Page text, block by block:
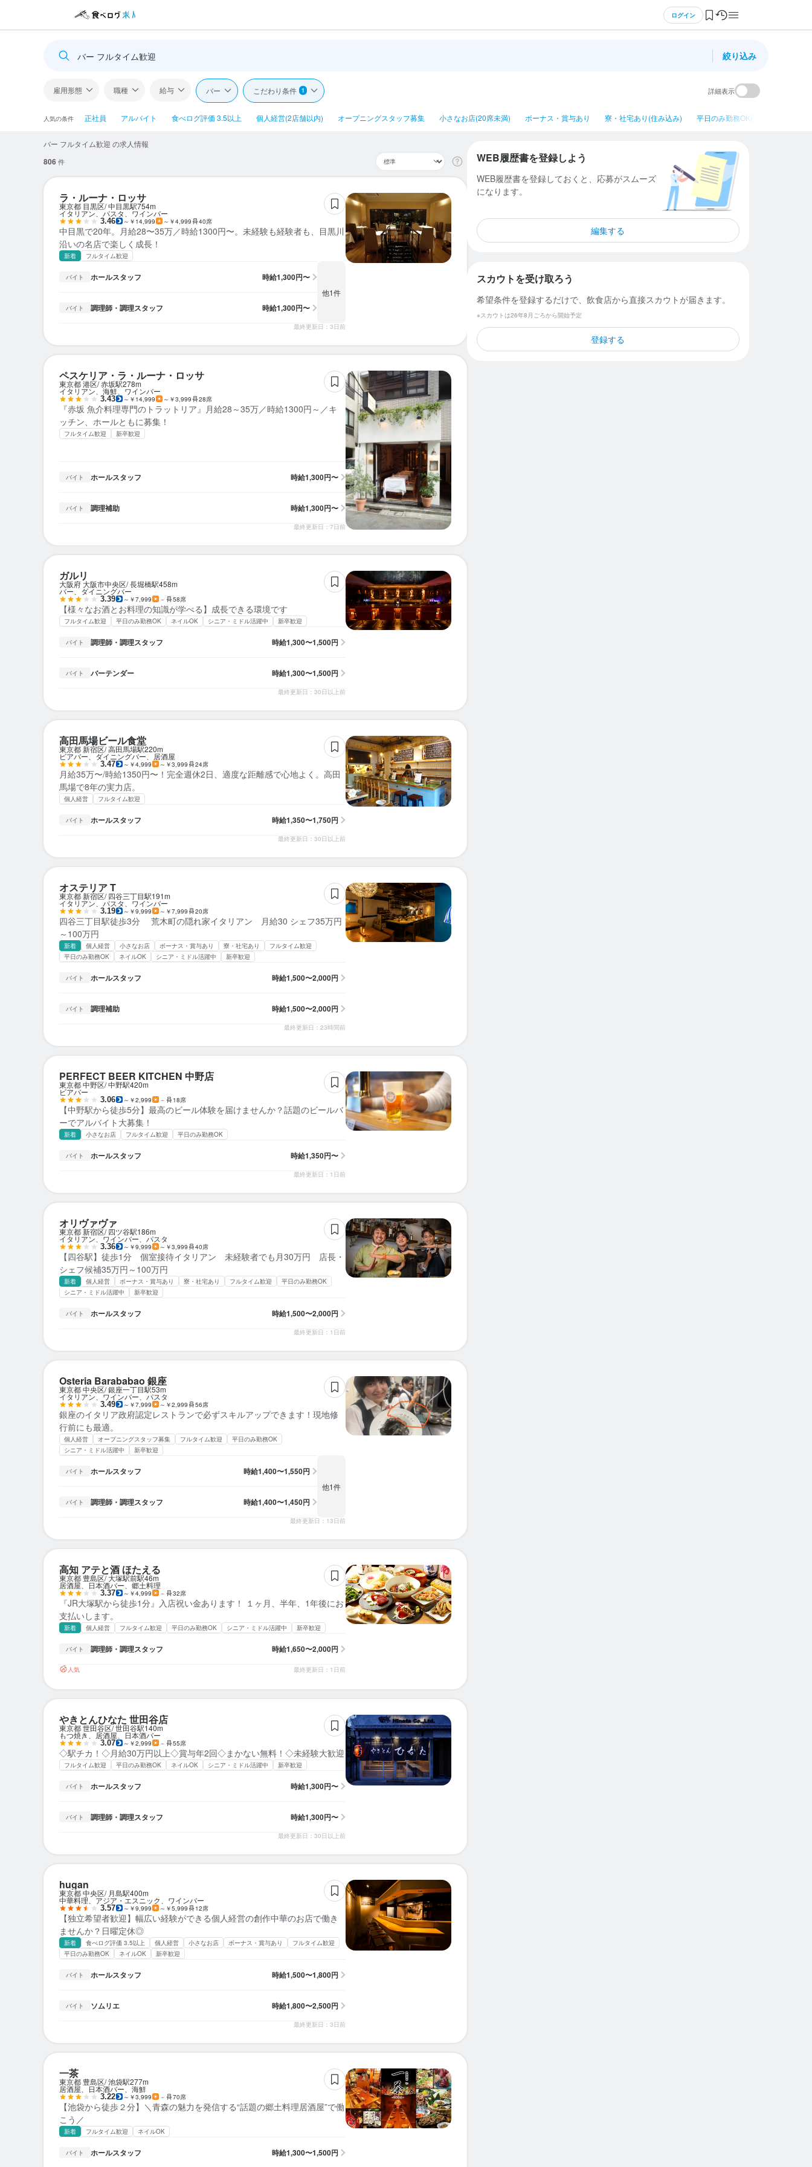
ログイン
バー フルタイム歓迎 絞り込み
雇用形態 職種 給与 バー こだわり条件 1 詳細表示
人気の条件 正社員 アルバイト 食べログ評価 3.5以上 個人経営(2店舗以内) オープニングスタッフ募集 小さなお店(20席未満) ボーナス・賞与あり 寮・社宅あり(住み込み) 平日のみ勤務OK(土日休み)
バー フルタイム歓迎 の求人情報
806件
ラ・ルーナ・ロッサ
東京都 目黒区 中目黒駅754m
イタリアン、パスタ、ワインバー
3.46 ～￥14,999 ～￥4,999 40席
中目黒で20年。月給28〜35万／時給1300円〜。未経験も経験者も、目黒川
沿いの名店で楽しく成長！
新着 フルタイム歓迎
バイト ホールスタッフ 時給1,300円〜
バイト 調理師・調理スタッフ 時給1,300円〜
他1件
最終更新日：3日前
ペスケリア・ラ・ルーナ・ロッサ
東京都 港区 赤坂駅278m
イタリアン、海鮮、ワインバー
3.43 ～￥14,999 ～￥3,999 28席
『赤坂 魚介料理専門のトラットリア』月給28～35万／時給1300円～／キ
ッチン、ホールともに募集！
フルタイム歓迎 新卒歓迎
バイト ホールスタッフ 時給1,300円〜
バイト 調理補助 時給1,300円〜
最終更新日：7日前
ガルリ
大阪府 大阪市中央区 長堀橋駅458m
バー、ダイニングバー
3.39 ～￥7,999 － 58席
【様々なお酒とお料理の知識が学べる】成長できる環境です
フルタイム歓迎 平日のみ勤務OK ネイルOK シニア・ミドル活躍中 新卒歓迎
バイト 調理師・調理スタッフ 時給1,300〜1,500円
バイト バーテンダー 時給1,300〜1,500円
最終更新日：30日以上前
高田馬場ビール食堂
東京都 新宿区 高田馬場駅220m
ビアバー、ダイニングバー、居酒屋
3.47 ～￥4,999 ～￥3,999 24席
月給35万〜/時給1350円〜！完全週休2日、適度な距離感で心地よく。高田
馬場で8年の実力店。
個人経営 フルタイム歓迎
バイト ホールスタッフ 時給1,350〜1,750円
最終更新日：30日以上前
オステリア T
東京都 新宿区 四谷三丁目駅191m
イタリアン、パスタ、ワインバー
3.19 ～￥9,999 ～￥7,999 20席
四谷三丁目駅徒歩3分 荒木町の隠れ家イタリアン 月給30 シェフ35万円
～100万円
新着 個人経営 小さなお店 ボーナス・賞与あり 寮・社宅あり
フルタイム歓迎
平日のみ勤務OK
ネイルOK シニア・ミドル活躍中 新卒歓迎
バイト ホールスタッフ 時給1,500〜2,000円
バイト 調理補助 時給1,500〜2,000円
最終更新日：23時間前
PERFECT BEER KITCHEN 中野店
東京都 中野区 中野駅420m
ビアバー
3.06 ～￥2,999 － 18席
【中野駅から徒歩5分】最高のビール体験を届けませんか？話題のビールバ
ーでアルバイト大募集！
新着 小さなお店 フルタイム歓迎 平日のみ勤務OK
バイト ホールスタッフ 時給1,350円〜
最終更新日：1日前
オリヴァヴァ
東京都 新宿区 四ツ谷駅186m
イタリアン、ワインバー、パスタ
3.36 ～￥9,999 ～￥3,999 40席
【四谷駅】徒歩1分 個室接待イタリアン 未経験者でも月30万円 店長・
シェフ候補35万円～100万円
新着 個人経営 ボーナス・賞与あり 寮・社宅あり フルタイム歓迎
平日のみ勤務OK
シニア・ミドル活躍中
新卒歓迎
バイト ホールスタッフ 時給1,500〜2,000円
最終更新日：1日前
Osteria Barababao 銀座
東京都 中央区 銀座一丁目駅53m
イタリアン、ワインバー、パスタ
3.49 ～￥7,999 ～￥2,999 56席
銀座のイタリア政府認定レストランで必ずスキルアップできます！現地修
行前にも最適。
個人経営 オープニングスタッフ募集 フルタイム歓迎
平日のみ勤務OK
シニア・ミドル活躍中
新卒歓迎
バイト ホールスタッフ 時給1,400〜1,550円
バイト 調理師・調理スタッフ 時給1,400〜1,450円
他1件
最終更新日：13日前
高知 アテと酒 ほたえる
東京都 豊島区 大塚駅前駅46m
居酒屋、日本酒バー、郷土料理
3.37 ～￥4,999 － 32席
『JR大塚駅から徒歩1分』入店祝い金あります！ １ヶ月、半年、1年後にお
支払いします。
新着 個人経営 フルタイム歓迎 平日のみ勤務OK シニア・ミドル活躍中 新卒歓迎
バイト 調理師・調理スタッフ 時給1,650〜2,000円
人気 最終更新日：1日前
やきとんひなた 世田谷店
東京都 世田谷区 世田谷駅140m
もつ焼き、居酒屋、日本酒バー
3.07 ～￥2,999 － 55席
◇駅チカ！◇月給30万円以上◇賞与年2回◇まかない無料！◇未経験大歓迎
フルタイム歓迎 平日のみ勤務OK ネイルOK シニア・ミドル活躍中 新卒歓迎
バイト ホールスタッフ 時給1,300円〜
バイト 調理師・調理スタッフ 時給1,300円〜
最終更新日：30日以上前
hugan
東京都 中央区 月島駅400m
中華料理、アジア・エスニック、ワインバー
3.57 ～￥9,999 ～￥5,999 12席
【独立希望者歓迎】幅広い経験ができる個人経営の創作中華のお店で働き
ませんか？日曜定休◎
新着 食べログ評価 3.5以上 個人経営 小さなお店 ボーナス・賞与あり
フルタイム歓迎
平日のみ勤務OK
ネイルOK 新卒歓迎
バイト ホールスタッフ 時給1,500〜1,800円
バイト ソムリエ 時給1,800〜2,500円
最終更新日：3日前
一茶
東京都 豊島区 池袋駅277m
居酒屋、日本酒バー、海鮮
3.22 ～￥3,999 － 70席
【池袋から徒歩２分】＼青森の魅力を発信する“話題の郷土料理居酒屋”で働
こう／
新着 フルタイム歓迎 ネイルOK
バイト ホールスタッフ 時給1,300〜1,500円
WEB履歴書を登録しよう
WEB履歴書を登録しておくと、応募がスムーズ
になります。
編集する
スカウトを受け取ろう
希望条件を登録するだけで、飲食店から直接スカウトが届きます。
※スカウトは26年8月ごろから開始予定
登録する
ホールスタッフ
バイト 調理師・調理スタッフ
ホールスタッフ
バイト
調理師・調理スタッフ
バイト バーテンダー 時給：
ホールスタッフ
ホールスタッフ
バイト 時給：
ホールスタッフ
ホールスタッフ
ホールスタッフ
バイト 調理師・調理スタッフ 時給：
調理師・調理スタッフ
ホールスタッフ
バイト 調理師・調理スタッフ
ホールスタッフ
バイト 時給：
ホールスタッフ
バイト 調理師・調理スタッフ 時給：
ホールスタッフ
バイト 時給：
ホールスタッフ
バイト ホールスタッフ
ホールスタッフ
バイト
ホールスタッフ
ホールスタッフ
ホールスタッフ
バイト 調理師・調理スタッフ
ホールスタッフ
バイト 調理師・調理スタッフ
ホールスタッフ